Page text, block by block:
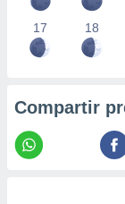
17 18
Compartir